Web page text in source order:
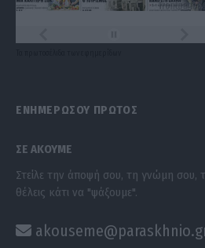
ΕΝΗΜΕΡΩΣΟΥ ΠΡΩΤΟΣ
ΣΕ ΑΚΟΥΜΕ
Στείλε την άποψή σου, τη γνώμη σου,
θέλεις κάτι να "ψάξουμε".